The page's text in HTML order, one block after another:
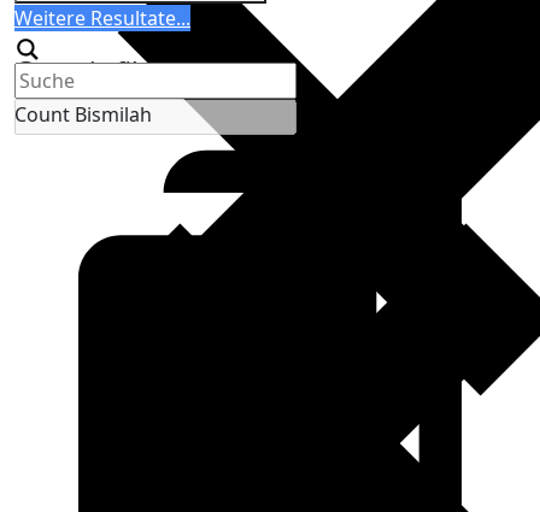
Search
Weitere Resultate...
Generic filters
Count Bismilah